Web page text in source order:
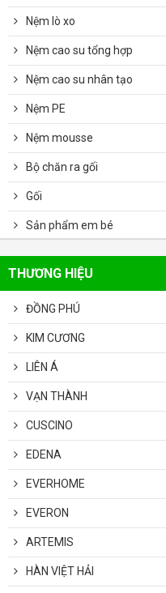
Nệm lò xo
Nệm cao su tổng hợp
Nệm cao su nhân tạo
Nệm PE
Nệm mousse
Bộ chăn ra gối
Gối
Sản phẩm em bé
THƯƠNG HIỆU
ĐỒNG PHÚ
KIM CƯƠNG
LIÊN Á
VẠN THÀNH
CUSCINO
EDENA
EVERHOME
EVERON
ARTEMIS
HÀN VIỆT HẢI